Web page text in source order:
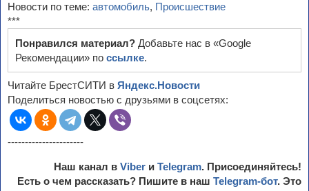
Новости по теме: автомобиль, Происшествие
***
Понравился материал? Добавьте нас в «Google
Рекомендации» по ссылке.
Читайте БрестСИТИ в Яндекс.Новости
Поделиться новостью с друзьями в соцсетях:
----------------------
Наш канал в Viber и Telegram. Присоединяйтесь!
Есть о чем рассказать? Пишите в наш Telegram-бот. Это